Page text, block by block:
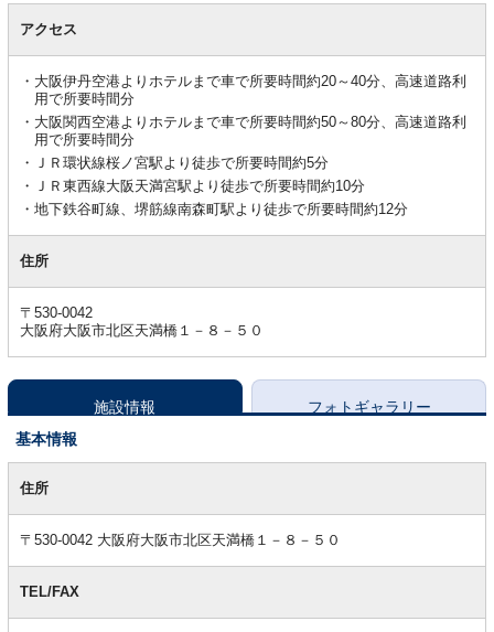
アクセス
大阪伊丹空港よりホテルまで車で所要時間約20～40分、高速道路利
用で所要時間分
大阪関西空港よりホテルまで車で所要時間約50～80分、高速道路利
用で所要時間分
ＪＲ環状線桜ノ宮駅より徒歩で所要時間約5分
ＪＲ東西線大阪天満宮駅より徒歩で所要時間約10分
地下鉄谷町線、堺筋線南森町駅より徒歩で所要時間約12分
住所
〒530-0042
大阪府大阪市北区天満橋１－８－５０
施設情報
フォトギャラリー
基本情報
本住所
〒530-0042 大阪府大阪市北区天満橋１－８－５０
TEL/FAX